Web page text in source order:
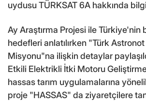
uydusu TÜRKSAT 6A hakkında
Ay Araştırma Projesi ile Türkiye'nin
hedefleri anlatılırken "Türk
Misyonu"na ilişkin detaylar
Etkili Elektrikli İtki Motoru Geliştirme
hassas tarım uygulamalarına
proje "HASSAS" da ziyaretçilere